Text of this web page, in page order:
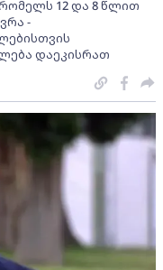
12 და 8 წლით
-
დაეკისრათ